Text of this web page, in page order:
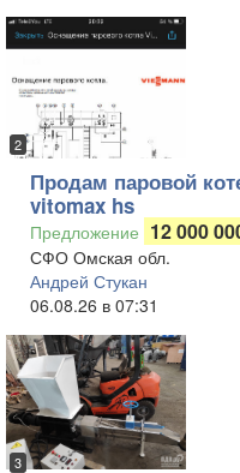
2
Продам паровой
vitomax hs
Предложение 12 000
СФО Омская обл.
Андрей Стукан
06.08.26 в 07:31
3